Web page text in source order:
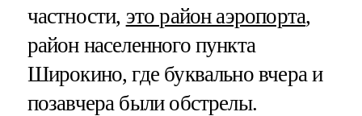
частности, это район аэропорта,
район населенного пункта
Широкино, где буквально вчера и
позавчера были обстрелы.